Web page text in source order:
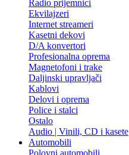
Radio prijemnici
Ekvilajzeri
Internet streameri
Kasetni dekovi
D/A konvertori
Profesionalna oprema
Magnetofoni i trake
Daljinski upravljači
Kablovi
Delovi i oprema
Police i stalci
Ostalo
Audio | Vinili, CD i kasete
Automobili
Polovni automobili